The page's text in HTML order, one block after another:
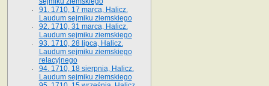
91. 1710, 17 marca, Halicz.
Laudum sejmiku ziemskiego
92. 1710, 31 marca, Halicz.
Laudum sejmiku ziemskiego
93. 1710, 28 lipca, Halicz.
Laudum sejmiku ziemskiego
relacyjnego
94. 1710, 18 sierpnia, Halicz.
Laudum sejmiku ziemskiego